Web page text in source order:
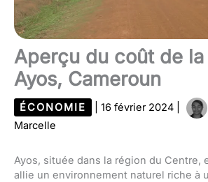
Aperçu du coût de
Ayos, Cameroun
ÉCONOMIE 16 février 2024
Marcelle
Ayos, située dans la région du Centre,
allie un environnement naturel riche à